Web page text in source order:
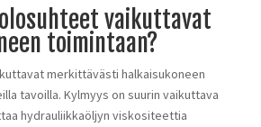
vaikuttavat
toimintaan?
merkittävästi halkaisukoneen
tavoilla. Kylmyys on suurin vaikuttava
hydrauliikkaöljyn viskositeettia